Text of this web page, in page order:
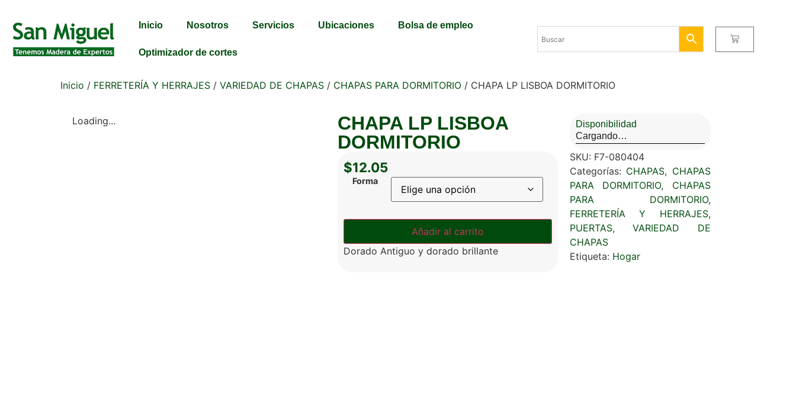
Inicio Nosotros Servicios Ubicaciones Bolsa de empleo
Optimizador de cortes
Inicio / FERRETERÍA Y HERRAJES / VARIEDAD DE CHAPAS / CHAPAS PARA DORMITORIO / CHAPA LP LISBOA DORMITORIO
Loading...
CHAPA LP LISBOA
DORMITORIO
$12.05
Forma
Añadir al carrito
Dorado Antiguo y dorado brillante
Disponibilidad
Cargando…
SKU: F7-080404
Categorías: CHAPAS, CHAPAS
PARA DORMITORIO, CHAPAS
PARA DORMITORIO,
FERRETERÍA Y HERRAJES,
PUERTAS,VARIEDAD DE
CHAPAS
Etiqueta: Hogar